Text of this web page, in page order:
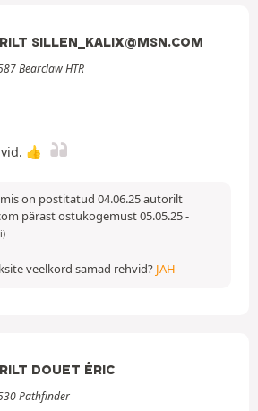
SILLEN_KALIX@MSN.COM
Bearclaw HTR
👍
on postitatud 04.06.25 autorilt
pärast ostukogemust 05.05.25-
veelkord samad rehvid? JAH
DOUET ÉRIC
Pathfinder